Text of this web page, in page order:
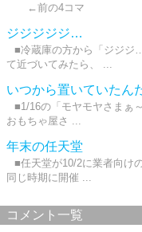
←前の4コマ
ジジジジジ…
■冷蔵庫の方から「ジジ
て近づいてみたら、 ...
いつから置いていたん
■1/16の「モヤモヤさまぁ
おもちゃ屋さ ...
年末の任天堂
■任天堂が10/2に業者向け
同じ時期に開催 ...
コメント一覧